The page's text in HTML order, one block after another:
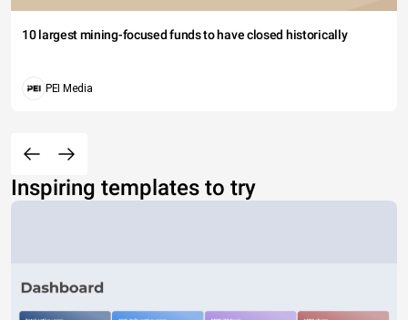
10 largest mining-focused funds to have closed historically
PEI Media
Inspiring templates to try